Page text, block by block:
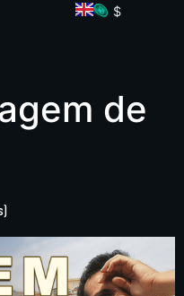
$
de